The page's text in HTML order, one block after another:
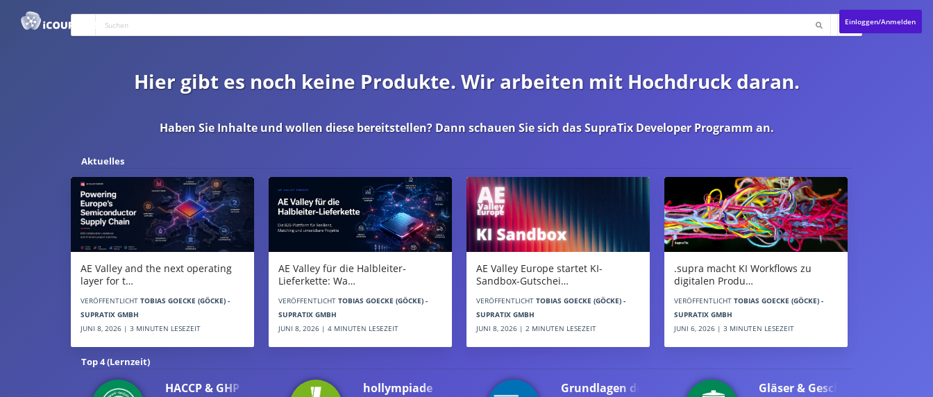
Einloggen/Anmelden
Hier gibt es noch keine Produkte. Wir arbeiten mit Hochdruck daran.
Haben Sie Inhalte und wollen diese bereitstellen? Dann schauen Sie sich dasSupraTix Developer Programman.
Aktuelles
AE Valley and the next operating
layer for t…
VERÖFFENTLICHT TOBIAS GOECKE (GÖCKE) -
SUPRATIX GMBH
JUNI 8, 2026 | 3 MINUTEN LESEZEIT
AE Valley für die Halbleiter-
Lieferkette: Wa…
VERÖFFENTLICHT TOBIAS GOECKE (GÖCKE) -
SUPRATIX GMBH
JUNI 8, 2026 | 4 MINUTEN LESEZEIT
AE Valley Europe startet KI-
Sandbox-Gutschei…
VERÖFFENTLICHT TOBIAS GOECKE (GÖCKE) -
SUPRATIX GMBH
JUNI 8, 2026 | 2 MINUTEN LESEZEIT
.supra macht KI Workflows zu
digitalen Produ…
VERÖFFENTLICHT TOBIAS GOECKE (GÖCKE) -
SUPRATIX GMBH
JUNI 6, 2026 | 3 MINUTEN LESEZEIT
Top 4 (Lernzeit)
HACCP & GHP hollympiade Grundlagen der … Gläser & Geschi…